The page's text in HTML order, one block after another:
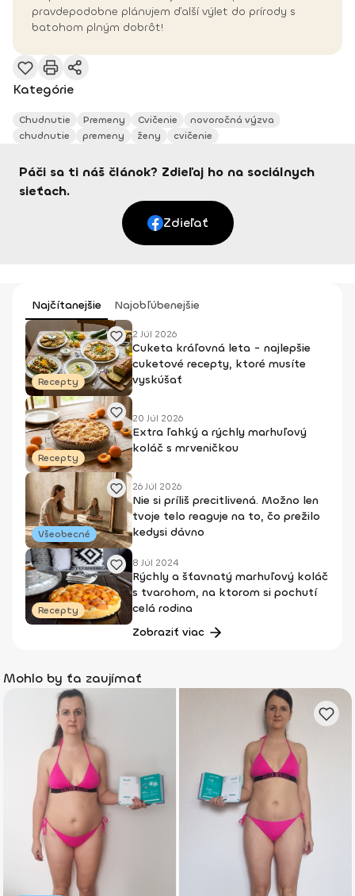
pravdepodobne plánujem ďalší výlet do prírody s
batohom plným dobrôt!
Kategórie
Chudnutie Premeny Cvičenie
novoročná výzva
chudnutie
premeny ženy cvičenie
Páči sa ti náš článok? Zdieľaj ho na sociálnych
sieťach.
Zdieľať
Najčítanejšie Najobľúbenejšie
Recepty
2 Júl 2026
Cuketa kráľovná leta - najlepšie
cuketové recepty, ktoré musíte
vyskúšať
Recepty
20 Júl 2026
Extra ľahký a rýchly marhuľový
koláč s mrveničkou
Všeobecné
26 Júl 2026
Nie si príliš precitlivená. Možno len
tvoje telo reaguje na to, čo prežilo
kedysi dávno
Recepty
8 Júl 2024
Rýchly a šťavnatý marhuľový koláč
s tvarohom, na ktorom si pochutí
celá rodina
Zobraziť viac
Mohlo by ťa zaujímať